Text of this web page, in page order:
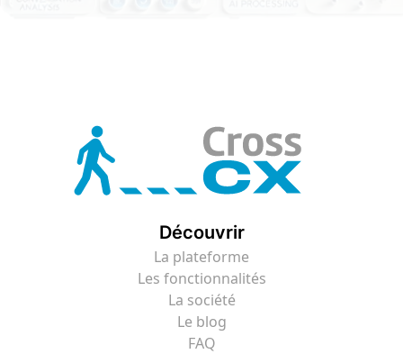
Découvrir
La plateforme
Les fonctionnalités
La société
Le blog
FAQ